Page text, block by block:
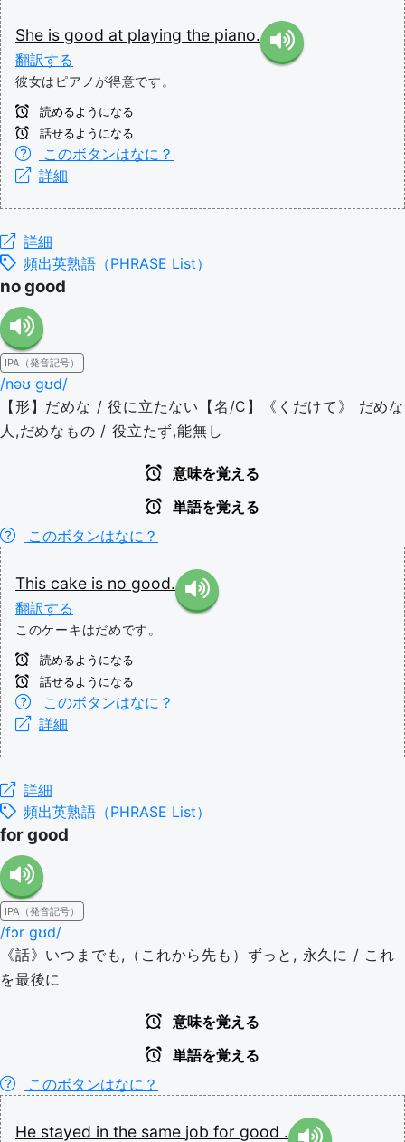
She is good at playing the piano.
翻訳する
彼女はピアノが得意です。
読めるようになる
話せるようになる
このボタンはなに？
詳細
詳細
頻出英熟語（PHRASE List）
no good
IPA（発音記号）
/nəʊ ɡʊd/
【形】だめな / 役に立たない【名/C】《くだけて》 だめな
人,だめなもの / 役立たず,能無し
意味を覚える
単語を覚える
このボタンはなに？
This cake is no good.
翻訳する
このケーキはだめです。
読めるようになる
話せるようになる
このボタンはなに？
詳細
詳細
頻出英熟語（PHRASE List）
for good
IPA（発音記号）
/fɔr ɡʊd/
《話》いつまでも,（これから先も）ずっと, 永久に / これ
を最後に
意味を覚える
単語を覚える
このボタンはなに？
He stayed in the same job for good .